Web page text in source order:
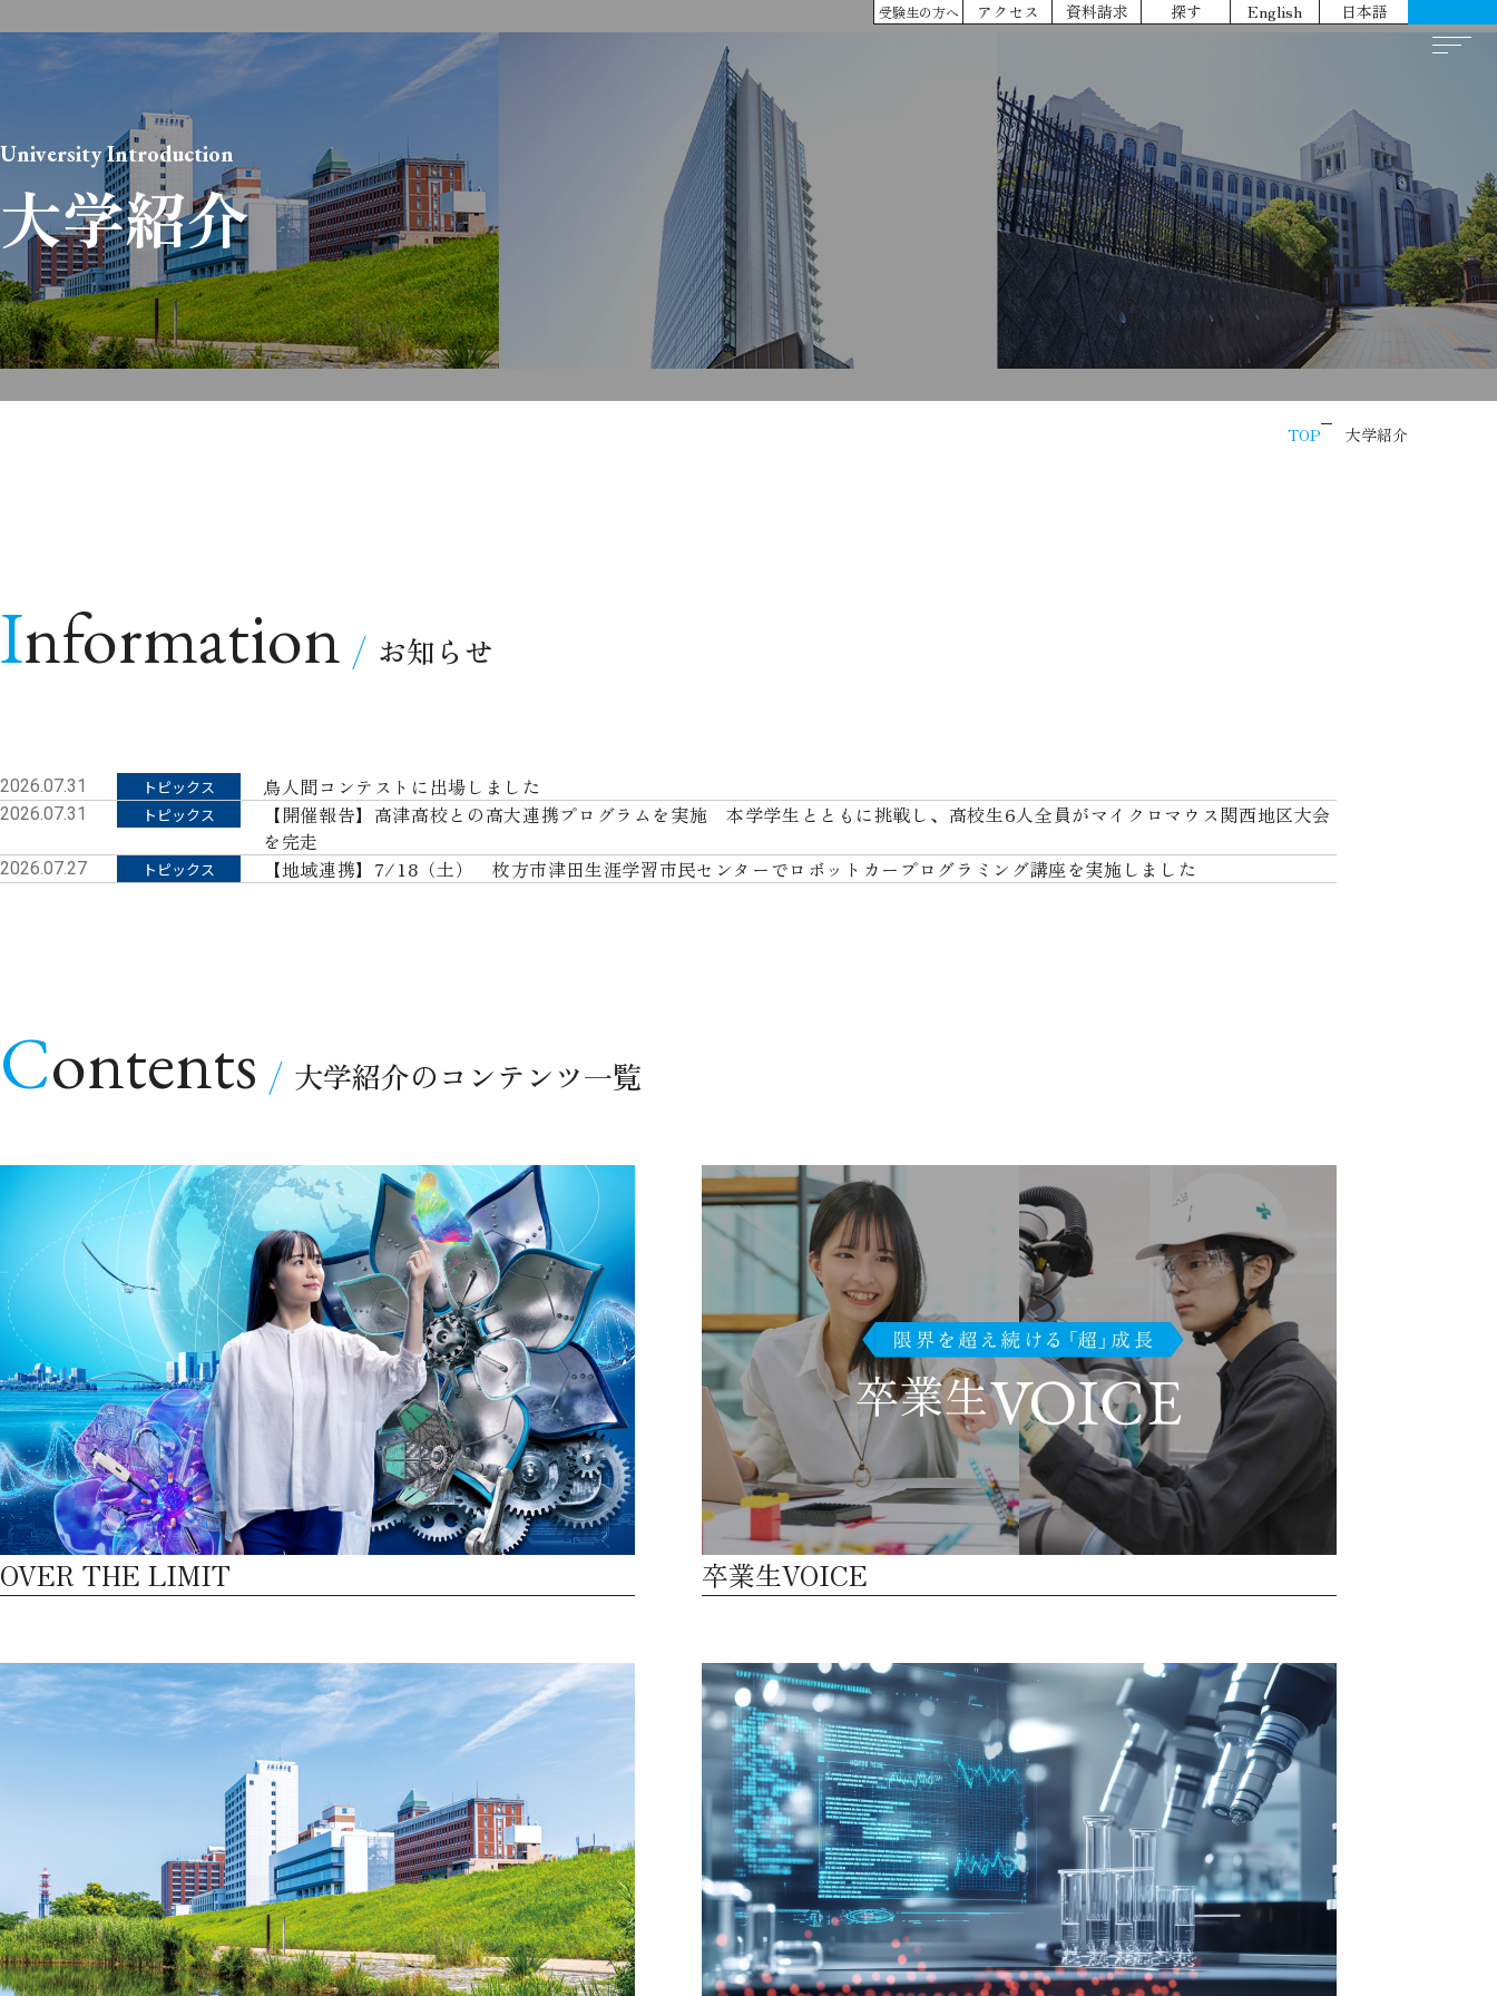
受験生の方へ アクセス 資料請求 探す English 日本語
University Introduction
大学紹介
TOP 大学紹介
Information お知らせ
2026.07.31 トピックス 鳥人間コンテストに出場しました
2026.07.31 トピックス
【開催報告】高津高校との高大連携プログラムを実施 本学学生とともに挑戦し、高校生6人全員がマイクロマウス関西地区大会
を完走
2026.07.27 トピックス 【地域連携】7/18（土） 枚方市津田生涯学習市民センターでロボットカープログラミング講座を実施しました
Contents 大学紹介のコンテンツ一覧
OVER THE LIMIT 卒業生VOICE